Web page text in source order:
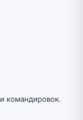
командировок.